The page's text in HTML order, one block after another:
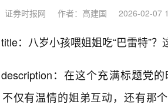
证券时报网 作者：高建国 2026-02-07
title：八岁小孩喂姐姐吃“巴雷特”
description：在这个充满标题党
仅有温情的姐弟互动，还有那